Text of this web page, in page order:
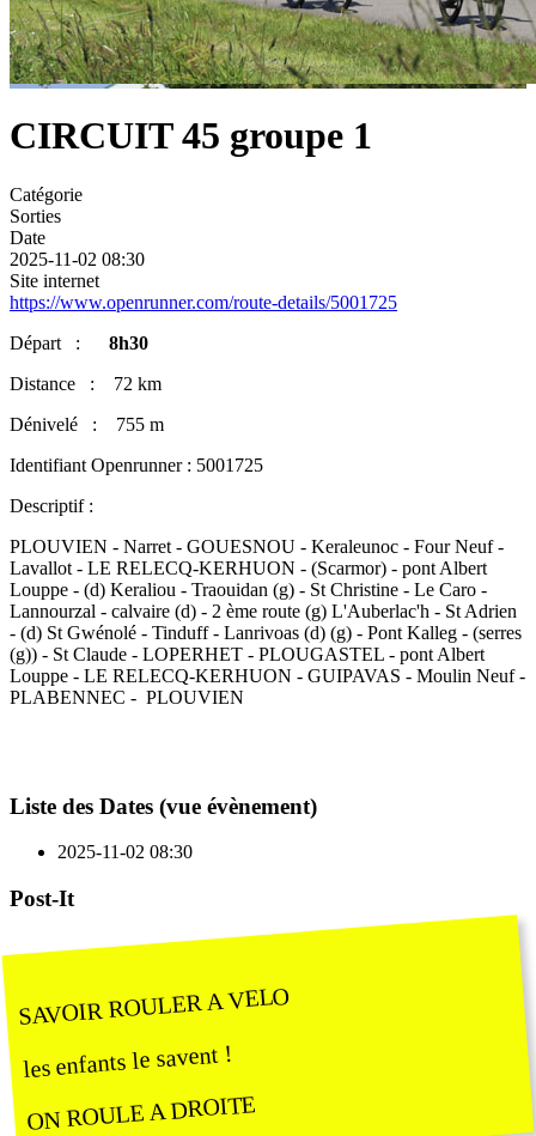
CIRCUIT 45 groupe 1
Catégorie
Sorties
Date
2025-11-02 08:30
Site internet
https://www.openrunner.com/route-details/5001725
Départ :
8h30
Distance : 72 km
Dénivelé : 755 m
Identifiant Openrunner : 5001725
Descriptif :
PLOUVIEN - Narret - GOUESNOU - Keraleunoc - Four Neuf -
Lavallot - LE RELECQ-KERHUON - (Scarmor) - pont Albert
Louppe - (d) Keraliou - Traouidan (g) - St Christine - Le Caro -
Lannourzal - calvaire (d) - 2 ème route (g) L'Auberlac'h - St Adrien
- (d) St Gwénolé - Tinduff - Lanrivoas (d) (g) - Pont Kalleg - (serres
(g)) - St Claude - LOPERHET - PLOUGASTEL - pont Albert
Louppe - LE RELECQ-KERHUON - GUIPAVAS - Moulin Neuf -
PLABENNEC - PLOUVIEN
Liste des Dates (vue évènement)
2025-11-02 08:30
Post-It
SAVOIR ROULER A VELO
les enfants le savent !
ON ROULE A DROITE